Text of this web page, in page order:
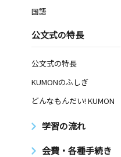
国語
公文式の特長
公文式の特長
KUMONのふしぎ
どんなもんだい! KUMON
学習の流れ
会費・各種手続き